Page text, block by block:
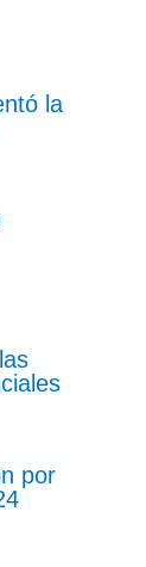
la
por